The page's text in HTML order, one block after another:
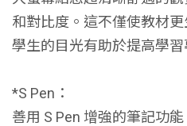
和對比度。這不僅使教材
學生的目光有助於提高學習
*S Pen：
善用 S Pen 增強的筆記功